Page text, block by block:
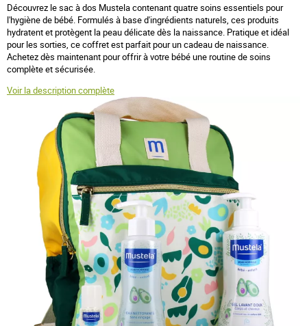
Découvrez le sac à dos Mustela contenant quatre soins essentiels pour
l'hygiène de bébé. Formulés à base d'ingrédients naturels, ces produits
hydratent et protègent la peau délicate dès la naissance. Pratique et idéal
pour les sorties, ce coffret est parfait pour un cadeau de naissance.
Achetez dès maintenant pour offrir à votre bébé une routine de soins
complète et sécurisée.
Voir la description complète